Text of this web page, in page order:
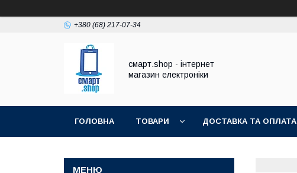
+380 (68) 217-07-34
смарт.shop - інтернет
магазин електроніки
ГОЛОВНА ТОВАРИ ДОСТАВКА ТА ОПЛАТА